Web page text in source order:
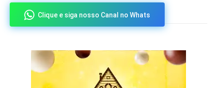
Clique e siga nosso Canal no Whats